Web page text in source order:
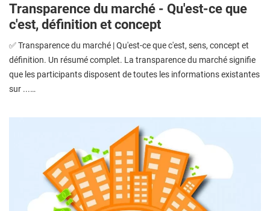
Transparence du marché - Qu'est-ce que
c'est, définition et concept
✅ Transparence du marché | Qu'est-ce que c'est, sens, concept et
définition. Un résumé complet. La transparence du marché signifie
que les participants disposent de toutes les informations existantes
sur ...…